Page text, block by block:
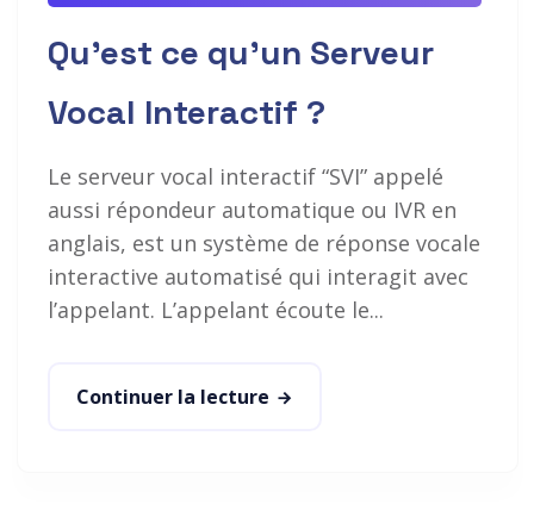
Qu’est ce qu’un Serveur
Vocal Interactif ?
Le serveur vocal interactif “SVI” appelé
aussi répondeur automatique ou IVR en
anglais, est un système de réponse vocale
interactive automatisé qui interagit avec
l’appelant. L’appelant écoute le...
Continuer la lecture